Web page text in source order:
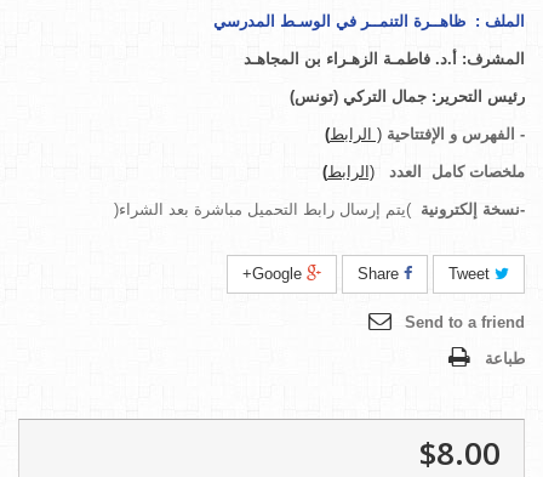
الملف : ظاهــرة التنمــر في الوسـط المدرسي
المشرف: أ.د. فاطمـة الزهـراء بن المجاهـد
رئيس التحرير : جمال التركي (تونس)
- الفهرس و الإفتتاحية ( الرابط)
ملخصات كامل العدد (الرابط)
-نسخة إلكترونية )يتم إرسال رابط التحميل مباشرة بعد الشراء(
Send to a friend
طباعة
$8.00